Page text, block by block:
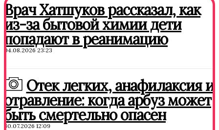
Врач Хатшуков рассказал, как
из-за бытовой химии дети
попадают в реанимацию
04.08.2026 23:23
Отек легких, анафилаксия и
отравление: когда арбуз может
быть смертельно опасен
30.07.2026 12:09